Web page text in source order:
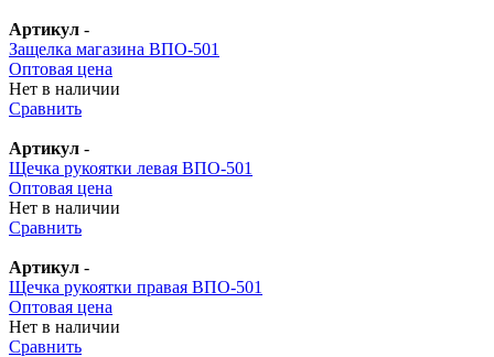
Артикул -
Защелка магазина ВПО-501
Оптовая цена
Нет в наличии
Сравнить
Артикул -
Щечка рукоятки левая ВПО-501
Оптовая цена
Нет в наличии
Сравнить
Артикул -
Щечка рукоятки правая ВПО-501
Оптовая цена
Нет в наличии
Сравнить